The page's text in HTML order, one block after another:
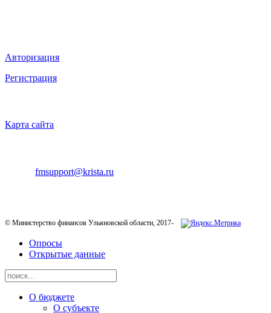
Авторизация
Регистрация
Карта сайта
fmsupport@krista.ru
© Министерство финансов Ульяновской области, 2017-
Опросы
Открытые данные
О бюджете
О субъекте